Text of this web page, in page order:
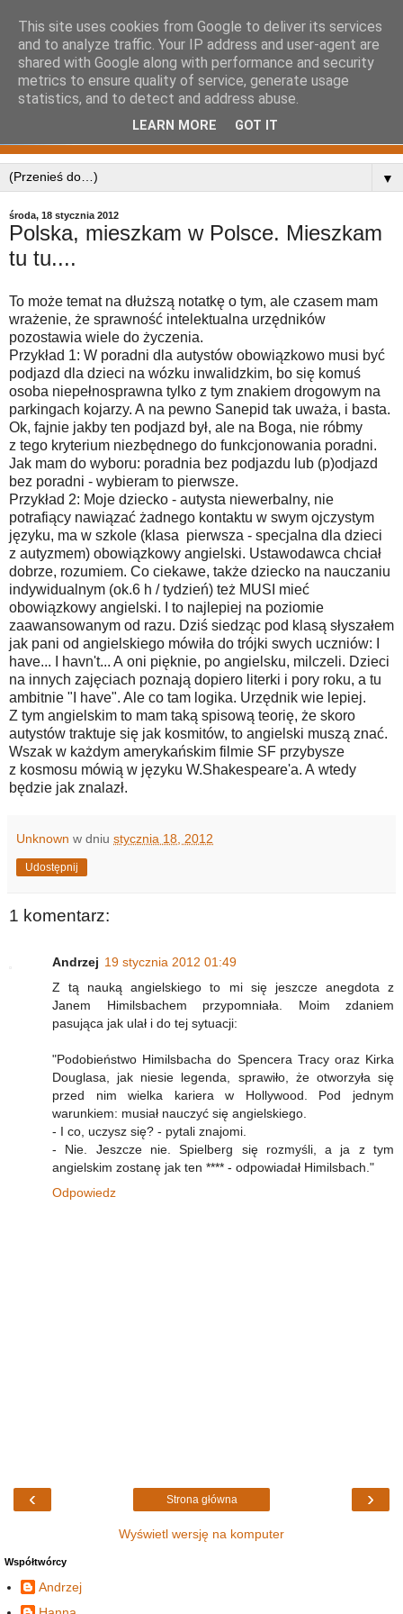
▼
środa, 18 stycznia 2012
Polska, mieszkam w Polsce. Mieszkam
tu tu....
To może temat na dłuższą notatkę o tym, ale czasem mam
wrażenie, że sprawność intelektualna urzędników
pozostawia wiele do życzenia.
Przykład 1: W poradni dla autystów obowiązkowo musi być
podjazd dla dzieci na wózku inwalidzkim, bo się komuś
osoba niepełnosprawna tylko z tym znakiem drogowym na
parkingach kojarzy. A na pewno Sanepid tak uważa, i basta.
Ok, fajnie jakby ten podjazd był, ale na Boga, nie róbmy
z tego kryterium niezbędnego do funkcjonowania poradni.
Jak mam do wyboru: poradnia bez podjazdu lub (p)odjazd
bez poradni - wybieram to pierwsze.
Przykład 2: Moje dziecko - autysta niewerbalny, nie
potrafiący nawiązać żadnego kontaktu w swym ojczystym
języku, ma w szkole (klasa pierwsza - specjalna dla dzieci
z autyzmem) obowiązkowy angielski. Ustawodawca chciał
dobrze, rozumiem. Co ciekawe, także dziecko na nauczaniu
indywidualnym (ok.6 h / tydzień) też MUSI mieć
obowiązkowy angielski. I to najlepiej na poziomie
zaawansowanym od razu. Dziś siedząc pod klasą słyszałem
jak pani od angielskiego mówiła do trójki swych uczniów: I
have... I havn't... A oni pięknie, po angielsku, milczeli. Dzieci
na innych zajęciach poznają dopiero literki i pory roku, a tu
ambitnie "I have". Ale co tam logika. Urzędnik wie lepiej.
Z tym angielskim to mam taką spisową teorię, że skoro
autystów traktuje się jak kosmitów, to angielski muszą znać.
Wszak w każdym amerykańskim filmie SF przybysze
z kosmosu mówią w języku W.Shakespeare'a. A wtedy
będzie jak znalazł.
Unknown w dniu stycznia 18, 2012
Udostępnij
1 komentarz:
Andrzej 19 stycznia 2012 01:49
Z tą nauką angielskiego to mi się jeszcze anegdota z
Janem Himilsbachem przypomniała. Moim zdaniem
pasująca jak ulał i do tej sytuacji:
"Podobieństwo Himilsbacha do Spencera Tracy oraz Kirka
Douglasa, jak niesie legenda, sprawiło, że otworzyła się
przed nim wielka kariera w Hollywood. Pod jednym
warunkiem: musiał nauczyć się angielskiego.
- I co, uczysz się? - pytali znajomi.
- Nie. Jeszcze nie. Spielberg się rozmyśli, a ja z tym
angielskim zostanę jak ten **** - odpowiadał Himilsbach."
Odpowiedz
‹ ›
Strona główna
Wyświetl wersję na komputer
Współtwórcy
Andrzej
This site uses cookies from Google to deliver its services
and to analyze traffic. Your IP address and user-agent are
shared with Google along with performance and security
metrics to ensure quality of service, generate usage
statistics, and to detect and address abuse.
LEARN MORE GOT IT